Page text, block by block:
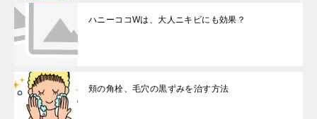
ハニーココWは、大人ニキビにも効果？
頬の角栓、毛穴の黒ずみを治す方法